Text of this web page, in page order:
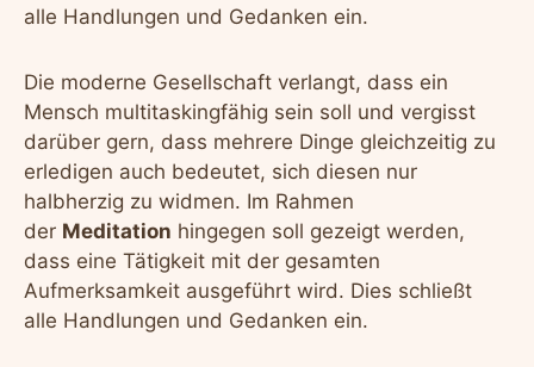
alle Handlungen und Gedanken ein.
Die moderne Gesellschaft verlangt, dass ein
Mensch multitaskingfähig sein soll und vergisst
darüber gern, dass mehrere Dinge gleichzeitig zu
erledigen auch bedeutet, sich diesen nur
halbherzig zu widmen. Im Rahmen
der Meditation hingegen soll gezeigt werden,
dass eine Tätigkeit mit der gesamten
Aufmerksamkeit ausgeführt wird. Dies schließt
alle Handlungen und Gedanken ein.